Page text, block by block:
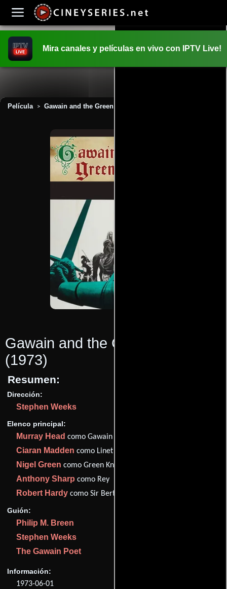
Mira canales y películas en vivo con IPTV Live!
Película > Gawain and the Green Knight (1973)
Gawain and the Green Knight
(1973)
Resumen:
Dirección:
Stephen Weeks
Elenco principal:
Murray Head como Gawain
Ciaran Madden como Linet
Nigel Green como Green Knight
Anthony Sharp como Rey
Robert Hardy como Sir Bertilak
Guión:
Philip M. Breen
Stephen Weeks
The Gawain Poet
Información:
1973-06-01